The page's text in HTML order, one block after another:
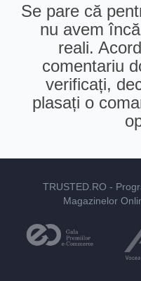
Se pare că
nu avem
reali.
comentariu
verificați,
plasați o
TRUSTED.RO -
Magazinelor